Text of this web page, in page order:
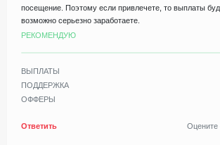
посещение. Поэтому если привлечете, то выплаты
возможно серьезно заработаете.
РЕКОМЕНДУЮ
ВЫПЛАТЫ
ПОДДЕРЖКА
ОФФЕРЫ
Ответить Оцените